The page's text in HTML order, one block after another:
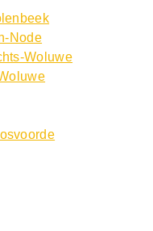
Node
Woluwe